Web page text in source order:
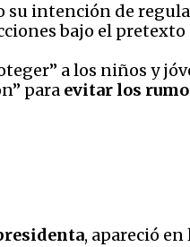
su intención de
bajo el
a los niños y
para evitar los
, apareció